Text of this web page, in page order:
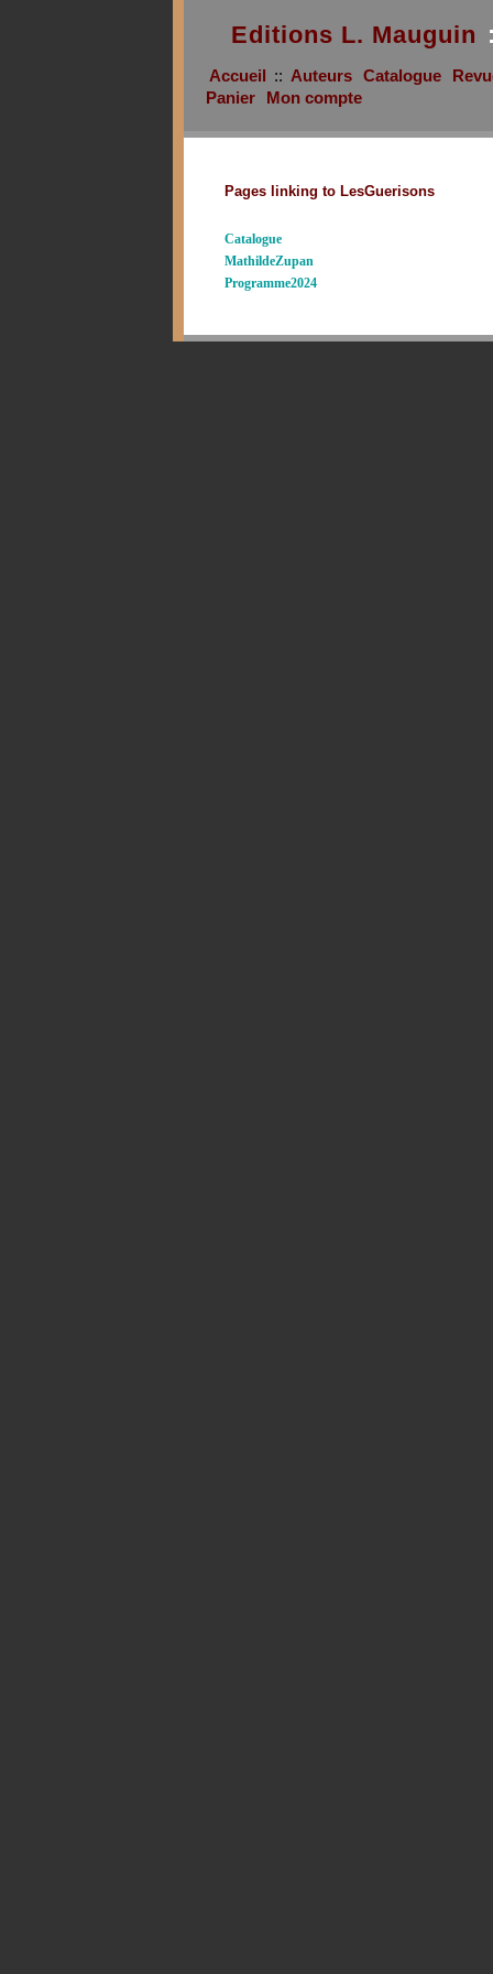
Editions L. Mauguin
Accueil :: Auteurs Catalogue
Panier
Mon compte
Pages linking to LesGuerisons
Catalogue
MathildeZupan
Programme2024